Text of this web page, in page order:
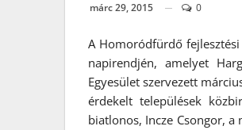
márc 29, 2015 0
A Homoródfürdő
napirendjén, amelyet
Egyesület szervezett
érdekelt települések
biatlonos, Incze Csongor,